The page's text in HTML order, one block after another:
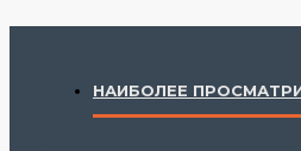
НАИБОЛЕЕ